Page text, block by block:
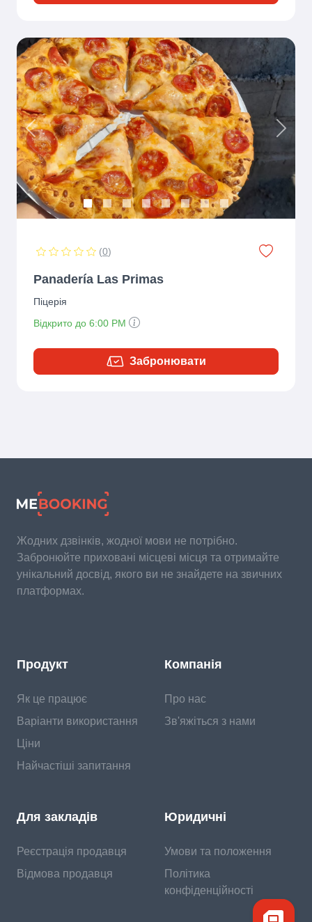
Previous Next
(0)
Panadería Las Primas
Піцерія
Відкрито до 6:00 PM
Забронювати
Жодних дзвінків, жодної мови не потрібно.
Забронюйте приховані місцеві місця та отримайте
унікальний досвід, якого ви не знайдете на звичних
платформах.
Продукт
Як це працює
Варіанти використання
Ціни
Найчастіші запитання
Компанія
Про нас
Зв'яжіться з нами
Для закладів
Реєстрація продавця
Відмова продавця
Юридичні
Умови та положення
Політика
конфіденційності